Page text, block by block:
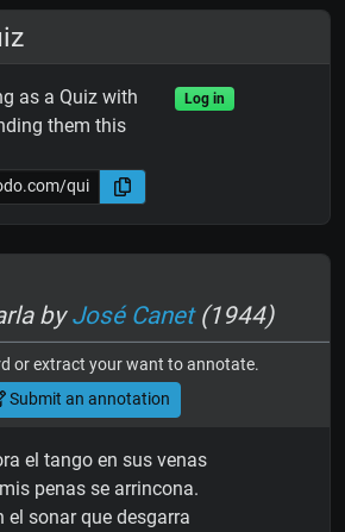
as a Quiz with
them this
Log in
byJosé Canet(1944)
or extract your want to annotate.
Submit an annotation
el tango en sus venas
penas se arrincona.
el sonar que desgarra